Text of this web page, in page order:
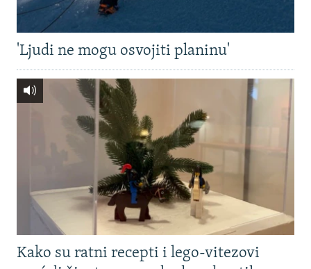
'Ljudi ne mogu osvojiti planinu'
Kako su ratni recepti i lego-vitezovi